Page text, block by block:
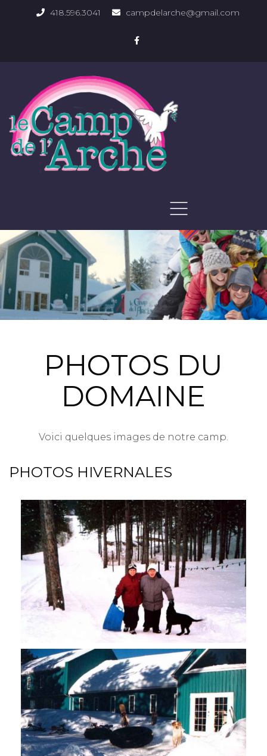
418.596.3041 campdelarche@gmail.com
PHOTOS DU DOMAINE
PHOTOS DU
DOMAINE
Voici quelques images de notre camp.
PHOTOS HIVERNALES